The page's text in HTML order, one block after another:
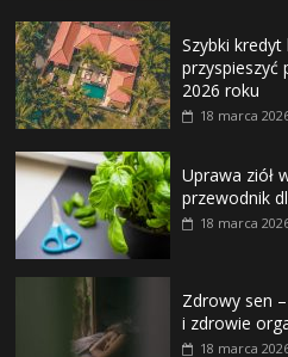
Szybki
przyspieszyć
2026 roku
18 marca
Uprawa ziół
przewodnik
18 marca
Zdrowy sen
i zdrowie
18 marca